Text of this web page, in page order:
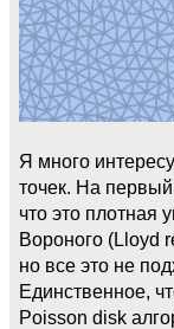
Я много
точек. На
что это плотная
Вороного (Lloyd
но все это не
Единственное,
Poisson disk